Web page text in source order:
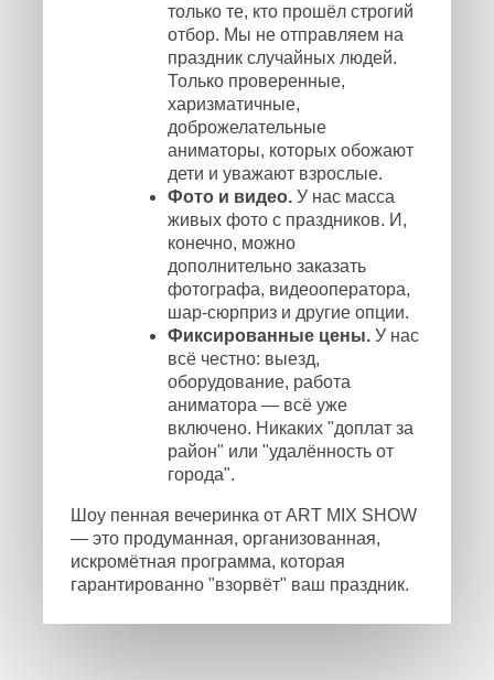
только те, кто прошёл строгий
отбор. Мы не отправляем на
праздник случайных людей.
Только проверенные,
харизматичные,
доброжелательные
аниматоры, которых обожают
дети и уважают взрослые.
Фото и видео. У нас масса
живых фото с праздников. И,
конечно, можно
дополнительно заказать
фотографа, видеооператора,
шар-сюрприз и другие опции.
Фиксированные цены. У нас
всё честно: выезд,
оборудование, работа
аниматора — всё уже
включено. Никаких "доплат за
район" или "удалённость от
города".
Шоу пенная вечеринка от ART MIX SHOW
— это продуманная, организованная,
искромётная программа, которая
гарантированно "взорвёт" ваш праздник.